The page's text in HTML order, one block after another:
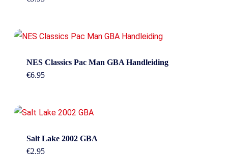
NES Classics Pac Man GBA Handleiding
€6.95
Salt Lake 2002 GBA
€2.95